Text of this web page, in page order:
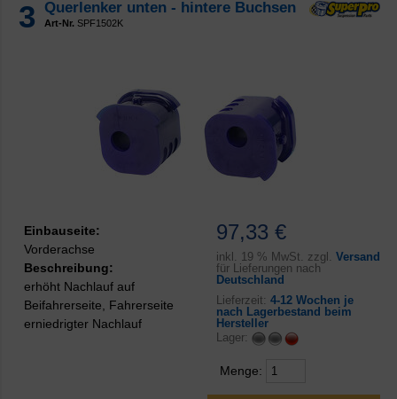
3 Querlenker unten - hintere Buchsen
Art-Nr. SPF1502K
97,33 €
inkl. 19 % MwSt. zzgl. Versand
für Lieferungen nach
Deutschland
Lieferzeit: 4-12 Wochen je
nach Lagerbestand beim
Hersteller
Lager:
Menge:
Einbauseite:
Vorderachse
Beschreibung:
erhöht Nachlauf auf
Beifahrerseite, Fahrerseite
erniedrigter Nachlauf